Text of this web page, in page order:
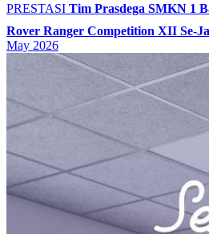
PRESTASI Tim Prasdega SMKN 1
Rover Ranger Competition XII Se-
May 2026